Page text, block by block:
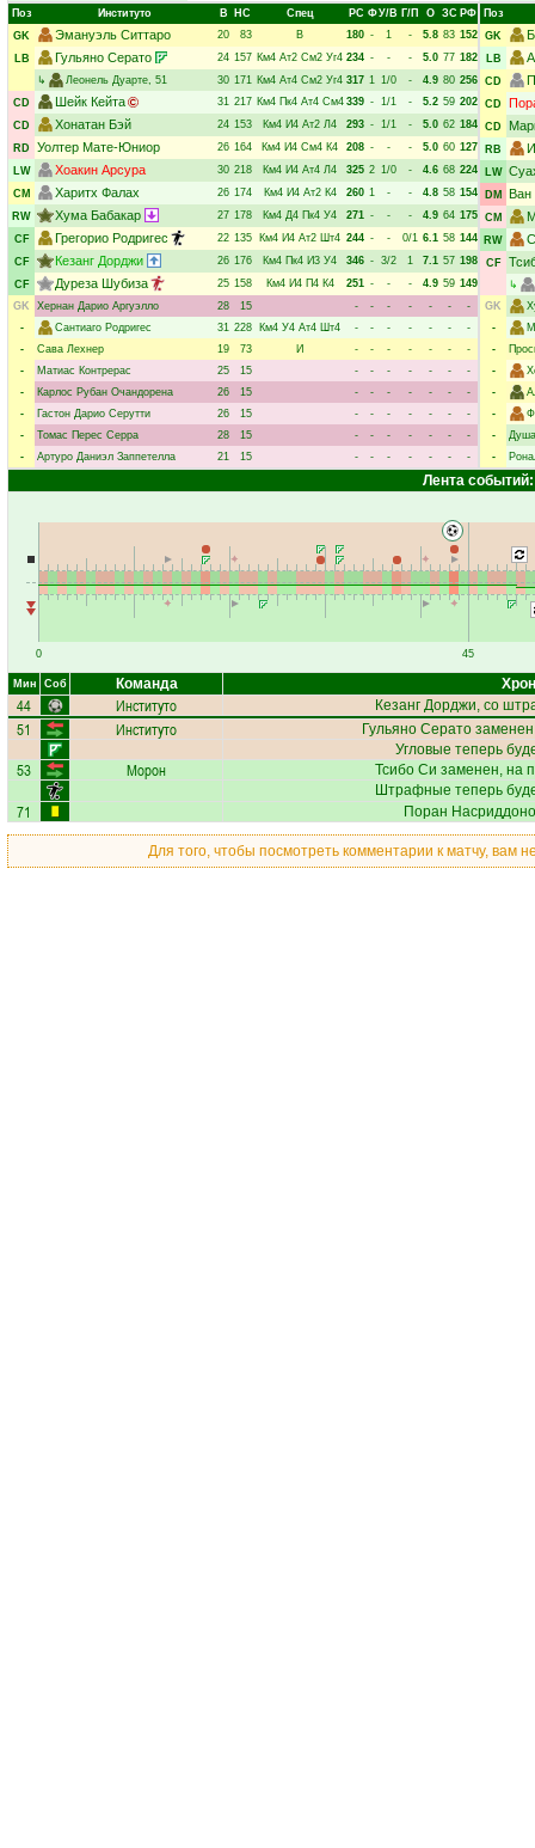
Поз Институто В НC Спец РC ФУ/В Г/П О ЗС РФ
GK
Эмануэль Ситтаро 20 83 В 180 - 1 - 5.8 83 152
LB
Гульяно Серато 24 157 Км4 Ат2 См2 Уг4 234 - - - 5.0 77 182
↳
Леонель Дуарте, 51 30 171 Км4 Ат4 См2 Уг4 317 1 1/0 - 4.9 80 256
CD
Шейк Кейта 31 217 Км4 Пк4 Ат4 См4 339 - 1/1 - 5.2 59 202
CD
Хонатан Бэй 24 153 Км4 И4 Ат2 Л4 293 - 1/1 - 5.0 62 184
RD Уолтер Мате-Юниор 26 164 Км4 И4 См4 К4 208 - - - 5.0 60 127
LW
Хоакин Арсура 30 218 Км4 И4 Ат4 Л4 325 2 1/0 - 4.6 68 224
CM
Харитх Фалах 26 174 Км4 И4 Ат2 К4 260 1 - - 4.8 58 154
RW
Хума Бабакар 27 178 Км4 Д4 Пк4 У4 271 - - - 4.9 64 175
CF
Грегорио Родригес 22 135 Км4 И4 Ат2 Шт4 244 - - 0/1 6.1 58 144
CF
Кезанг Дорджи 26 176 Км4 Пк4 И3 У4 346 - 3/2 1 7.1 57 198
CF
Дуреза Шубиза 25 158 Км4 И4 П4 К4 251 - - - 4.9 59 149
GK
Хернан Дарио Аргуэлло 28 15 - - - - - -
-
-
Сантиаго Родригес 31 228 Км4 У4 Ат4 Шт4 - - - - - -
-
-
Сава Лехнер 19 73 И - - - - - -
-
-
Матиас Контрерас 25 15 - - - - - -
-
-
Карлос Рубан Очандорена 26 15 - - - - - -
-
-
Гастон Дарио Серутти 26 15 - - - - - -
-
-
Томас Перес Серра 28 15 - - - - - -
-
-
Артуро Даниэл Заппетелла 21 15 - - - - - - -
Поз
GK
LB
CD
CD
CD
RB
LW
DM Ван
CM
RW
CF
↳
GK
-
-
-
-
-
-
-
Лента событий:
0 45
Мин Соб Команда
44 Институто Кезанг Дорджи, со
51 Институто Гульяно Серато
Угловые теперь
53 Морон Тсибо Си заменен, на
Штрафные теперь
71 Поран
Для того, чтобы посмотреть комментарии к матчу, вам